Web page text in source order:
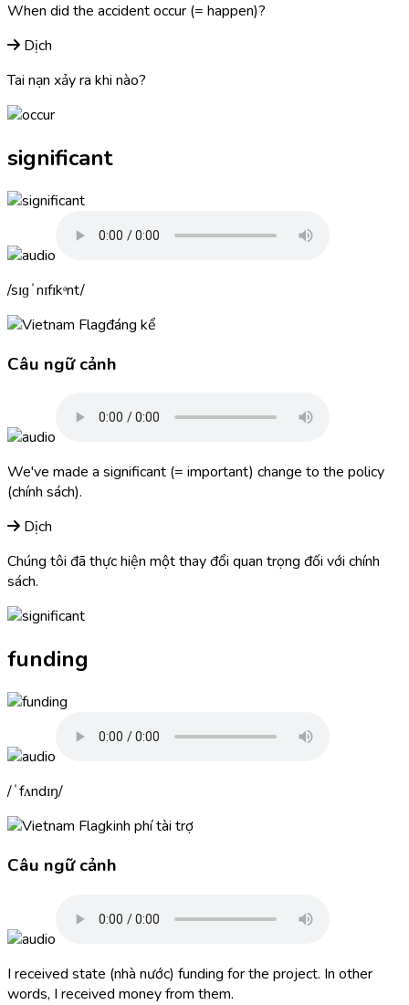
When did the accidentoccur (= happen)?
Dịch
Tai nạn xảy ra khi nào?
significant
sɪɡˈnɪfɪkᵊnt
đáng kể
Câu ngữ cảnh
We've made a significant (= important) change to the policy
(chính sách).
Dịch
Chúng tôi đã thực hiện một thay đổi quan trọng đối với chính
sách.
funding
ˈfʌndɪŋ
kinh phí tài trợ
Câu ngữ cảnh
I received state (nhà nước) funding for the project. In other
words, I received money from them.